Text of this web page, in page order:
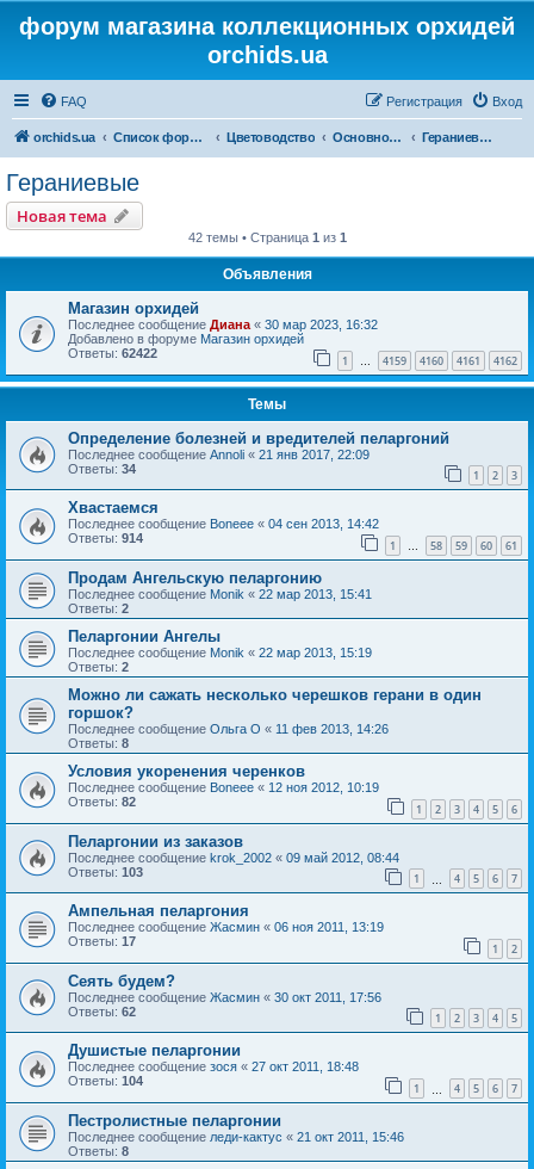
форум магазина коллекционных орхидей
orchids.ua
FAQ Вход
Регистрация
orchids.ua Список форумов Цветоводство Основной форум Гераниевые
Гераниевые
Новая тема
42 темы • Страница 1 из 1
Объявления
Магазин орхидей
Последнее сообщение Диана « 30 мар 2023, 16:32
Добавлено в форуме Магазин орхидей
Ответы: 62422 1 … 4159 4160 4161 4162
Темы
Определение болезней и вредителей пеларгоний
Последнее сообщение Annoli « 21 янв 2017, 22:09
Ответы: 34 1 2 3
Хвастаемся
Последнее сообщение Boneee « 04 сен 2013, 14:42
Ответы: 914 1 … 58 59 60 61
Продам Ангельскую пеларгонию
Последнее сообщение Monik « 22 мар 2013, 15:41
Ответы: 2
Пеларгонии Ангелы
Последнее сообщение Monik « 22 мар 2013, 15:19
Ответы: 2
Можно ли сажать несколько черешков герани в один
горшок?
Последнее сообщение Ольга О « 11 фев 2013, 14:26
Ответы: 8
Условия укоренения черенков
Последнее сообщение Boneee « 12 ноя 2012, 10:19
Ответы: 82 1 2 3 4 5 6
Пеларгонии из заказов
Последнее сообщение krok_2002 « 09 май 2012, 08:44
Ответы: 103 1 4 5 6 7
Ампельная пеларгония
Последнее сообщение Жасмин « 06 ноя 2011, 13:19
Ответы: 17 1 2
Сеять будем?
Последнее сообщение Жасмин « 30 окт 2011, 17:56
Ответы: 62 1 2 3 4 5
Душистые пеларгонии
Последнее сообщение зося « 27 окт 2011, 18:48
Ответы: 104 1 4 5 6 7
Пестролистные пеларгонии
Последнее сообщение леди-кактус « 21 окт 2011, 15:46
Ответы: 8